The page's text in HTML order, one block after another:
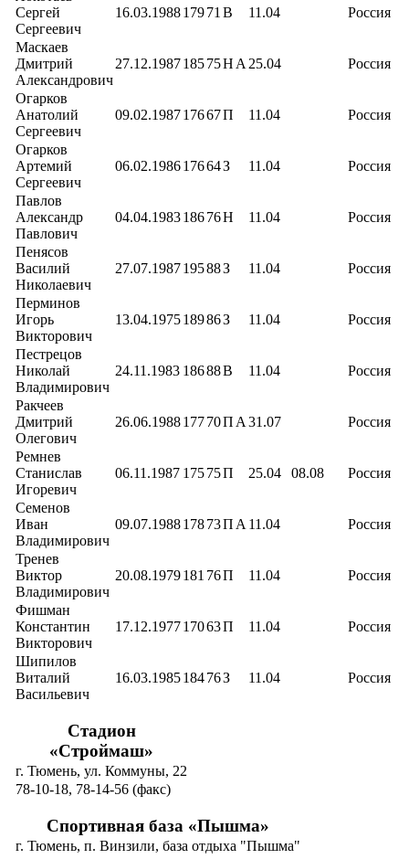
Сергей
Сергеевич
16.03.198817971 В 11.04 Россия
Маскаев
Дмитрий
Александрович
27.12.198718575Н А 25.04 Россия
Огарков
Анатолий
Сергеевич
09.02.198717667П 11.04 Россия
Огарков
Артемий
Сергеевич
06.02.198617664З 11.04 Россия
Павлов
Александр
Павлович
04.04.198318676Н 11.04 Россия
Пенясов
Василий
Николаевич
27.07.198719588З 11.04 Россия
Перминов
Игорь
Викторович
13.04.197518986З 11.04 Россия
Пестрецов
Николай
Владимирович
24.11.1983 18688В 11.04 Россия
Ракчеев
Дмитрий
Олегович
26.06.198817770П А 31.07 Россия
Ремнев
Станислав
Игоревич
06.11.1987 17575П 25.04 08.08 Россия
Семенов
Иван
Владимирович
09.07.198817873П А 11.04 Россия
Тренев
Виктор
Владимирович
20.08.1979181 76П 11.04 Россия
Фишман
Константин
Викторович
17.12.197717063П 11.04 Россия
Шипилов
Виталий
Васильевич
16.03.198518476З 11.04 Россия
Стадион
«Строймаш»
г. Тюмень, ул. Коммуны, 22
78-10-18, 78-14-56 (факс)
Спортивная база «Пышма»
г. Тюмень, п. Винзили, база отдыха "Пышма"